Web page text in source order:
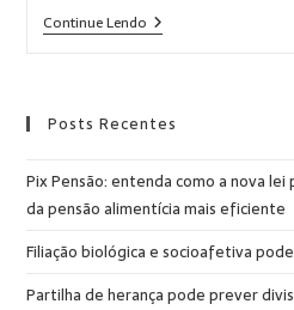
Continue Lendo
Posts Recentes
Pix Pensão: entenda como a nova
da pensão alimentícia mais eficiente
Filiação biológica e socioafetiva
Partilha de herança pode prever